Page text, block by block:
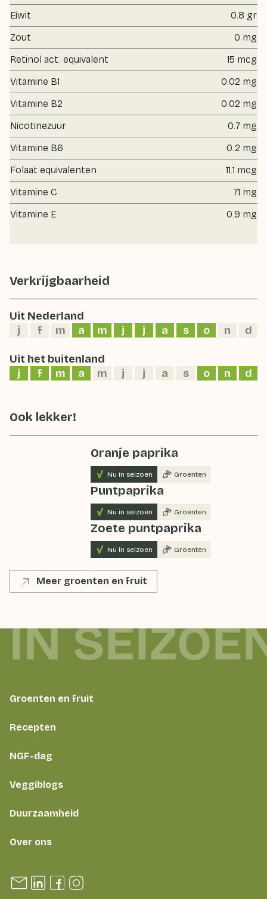
Eiwit
0.8 gr
Zout
0 mg
Retinol act. equivalent
15 mcg
Vitamine B1
0.02 mg
Vitamine B2
0.02 mg
Nicotinezuur
0.7 mg
Vitamine B6
0.2 mg
Folaat equivalenten
11.1 mcg
Vitamine C
71 mg
Vitamine E
0.9 mg
Verkrijgbaarheid
Uit Nederland
j
f m a m j j a s o n d
Uit het buitenland
j
f m a m j j a s o n d
Ook lekker!
Oranje paprika
Nu in seizoen Groenten
Puntpaprika
Nu in seizoen Groenten
Zoete puntpaprika
Nu in seizoen Groenten
Meer groenten en fruit
Groenten en fruit
Recepten
NGF-dag
Veggiblogs
Duurzaamheid
Over ons